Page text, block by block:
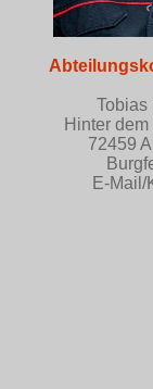
Tobias
Hinter
72459
E-Mail/